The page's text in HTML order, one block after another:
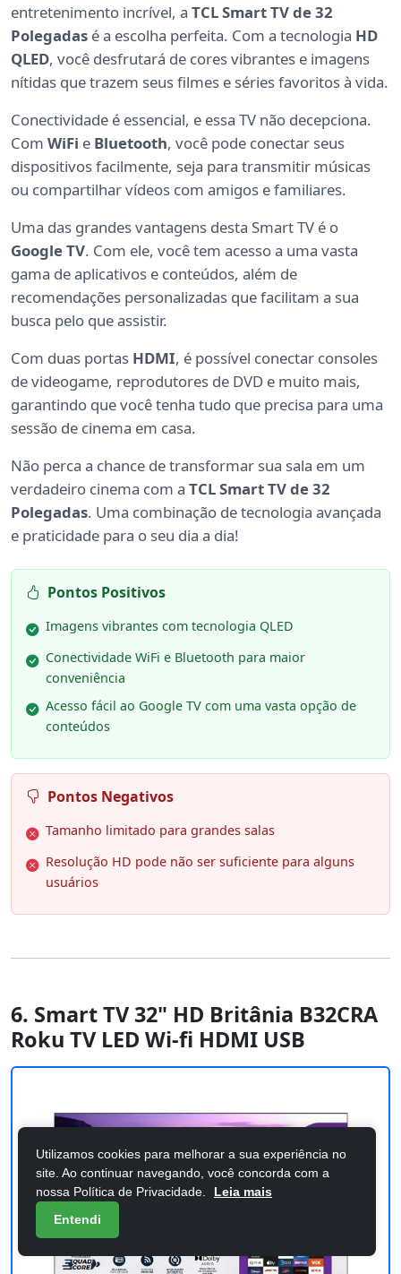
entretenimento incrível, a TCL Smart TV de 32
Polegadas é a escolha perfeita. Com a tecnologia HD
QLED, você desfrutará de cores vibrantes e imagens
nítidas que trazem seus filmes e séries favoritos à vida.
Conectividade é essencial, e essa TV não decepciona.
Com WiFi e Bluetooth, você pode conectar seus
dispositivos facilmente, seja para transmitir músicas
ou compartilhar vídeos com amigos e familiares.
Uma das grandes vantagens desta Smart TV é o
Google TV. Com ele, você tem acesso a uma vasta
gama de aplicativos e conteúdos, além de
recomendações personalizadas que facilitam a sua
busca pelo que assistir.
Com duas portas HDMI, é possível conectar consoles
de videogame, reprodutores de DVD e muito mais,
garantindo que você tenha tudo que precisa para uma
sessão de cinema em casa.
Não perca a chance de transformar sua sala em um
verdadeiro cinema com a TCL Smart TV de 32
Polegadas. Uma combinação de tecnologia avançada
e praticidade para o seu dia a dia!
Pontos Positivos
Imagens vibrantes com tecnologia QLED
Conectividade WiFi e Bluetooth para maior
conveniência
Acesso fácil ao Google TV com uma vasta opção de
conteúdos
Pontos Negativos
Tamanho limitado para grandes salas
Resolução HD pode não ser suficiente para alguns
usuários
6. Smart TV 32" HD Britânia B32CRA
Roku TV LED Wi-fi HDMI USB
Utilizamos cookies para melhorar a sua experiência no
site. Ao continuar navegando, você concorda com a
nossa Política de Privacidade.
Leia mais
Entendi